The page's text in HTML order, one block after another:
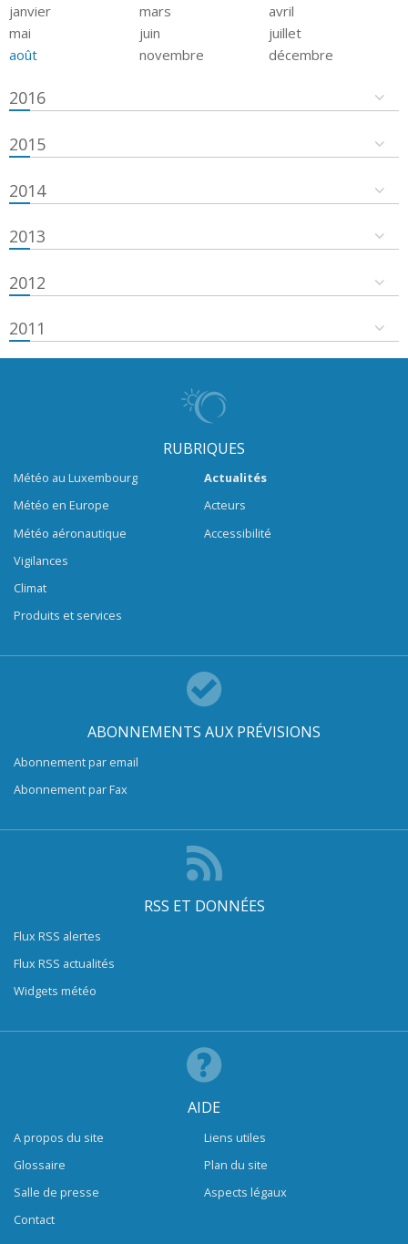
janvier mars
avril
mai
juin
juillet
août
novembre décembre
2016
2015
2014
2013
2012
2011
RUBRIQUES
Météo au Luxembourg
Météo en Europe
Météo aéronautique
Vigilances
Climat
Produits et services
Actualités
Acteurs
Accessibilité
ABONNEMENTS AUX PRÉVISIONS
Abonnement par email
Abonnement par Fax
RSS ET DONNÉES
Flux RSS alertes
Flux RSS actualités
Widgets météo
AIDE
A propos du site
Glossaire
Salle de presse
Contact
Liens utiles
Plan du site
Aspects légaux